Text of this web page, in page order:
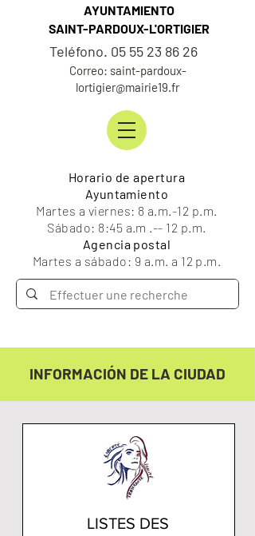
AYUNTAMIENTO
SAINT-PARDOUX-L'ORTIGIER
Teléfono. 05 55 23 86 26
Correo: saint-pardoux-
lortigier@mairie19.fr
Horario de apertura
Ayuntamiento
Martes a viernes: 8 a.m.-12 p.m.
Sábado: 8:45 a.m .-- 12 p.m.
Agencia postal
Martes a sábado: 9 a.m. a 12 p.m.
INFORMACIÓN DE LA CIUDAD
LISTES DES